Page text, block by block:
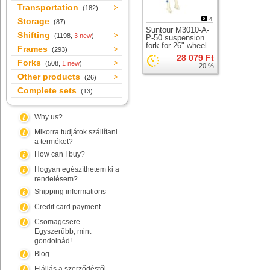
Transportation (182)
Storage (87)
Shifting (1198, 3 new)
Frames (293)
Forks (508, 1 new)
Other products (26)
Complete sets (13)
Why us?
Mikorra tudjátok szállítani
a terméket?
How can I buy?
Hogyan egészíthetem ki a
rendelésem?
Shipping informations
Credit card payment
Csomagcsere.
Egyszerűbb, mint
gondolnád!
Blog
4
Suntour M3010-A-
P-50 suspension
fork for 26" wheel
28 079 Ft
20 %